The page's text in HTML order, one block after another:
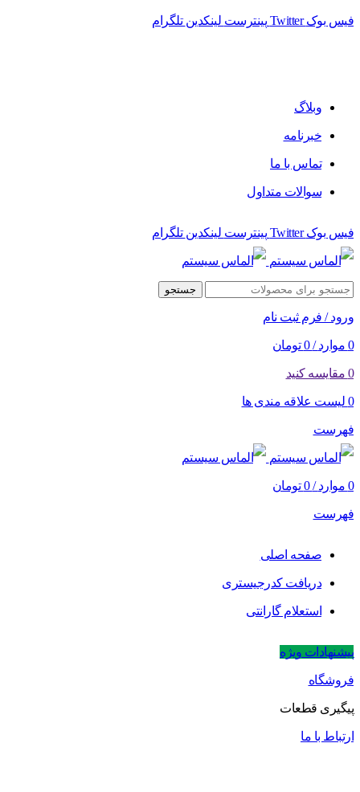
فیس بوک Twitter پینترست لینکدین تلگرام
وبلاگ
خبرنامه
تماس با ما
سوالات متداول
فیس بوک Twitter پینترست لینکدین تلگرام
جستجو
ورود / فرم ثبت نام
0 موارد /
0 تومان
0 مقایسه کنید
0 لیست علاقه مندی ها
فهرست
0 موارد /
0 تومان
فهرست
صفحه اصلی
دریافت کدرجیستری
استعلام گارانتی
پیشنهادات ویژه
فروشگاه
پیگیری قطعات
ارتباط با ما